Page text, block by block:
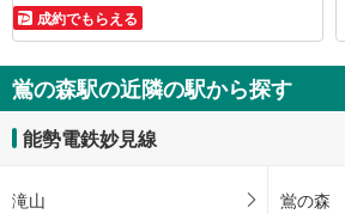
成約でもらえる
鴬の森駅の近隣の駅から探す
能勢電鉄妙見線
滝山 鴬の森